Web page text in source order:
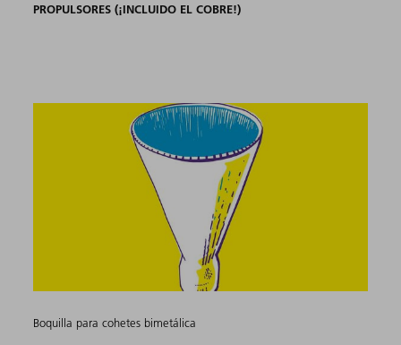
PROPULSORES (¡INCLUIDO EL COBRE!)
Boquilla para cohetes bimetálica